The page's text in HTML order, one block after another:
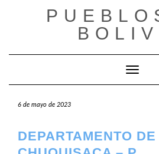
6 de mayo de 2023
DEPARTAMENTO DE